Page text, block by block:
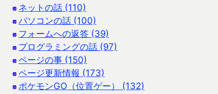
ネットの話 (110)
パソコンの話 (100)
フォームへの返答 (39)
プログラミングの話 (97)
ページの事 (150)
ページ更新情報 (173)
ポケモンGO（位置ゲー） (132)